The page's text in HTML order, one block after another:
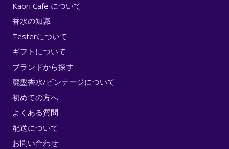
Kaori Cafe について
香水の知識
Testerについて
ギフトについて
ブランドから探す
廃盤香水/ビンテージについて
初めての方へ
よくある質問
配送について
お問い合わせ